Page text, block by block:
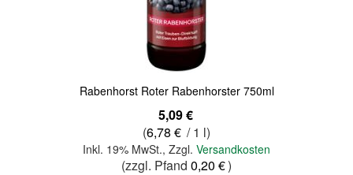
Rabenhorst Roter Rabenhorster 750ml
5,09 €
(6,78 € / 1 l)
Inkl. 19% MwSt., Zzgl. Versandkosten
(zzgl. Pfand 0,20 €)